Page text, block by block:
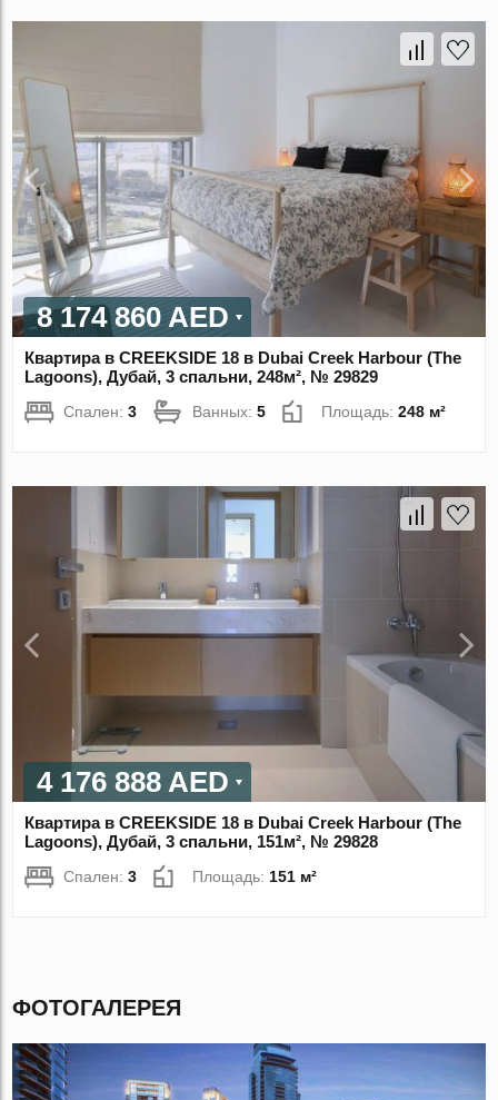
8 174 860 AED
Квартира в CREEKSIDE 18 в Dubai Creek Harbour (The
Lagoons), Дубай, 3 спальни, 248м², № 29829
Спален:3 Ванных:5 Площадь:248 м²
4 176 888 AED
Квартира в CREEKSIDE 18 в Dubai Creek Harbour (The
Lagoons), Дубай, 3 спальни, 151м², № 29828
Спален:3 Площадь: 151 м²
ФОТОГАЛЕРЕЯ